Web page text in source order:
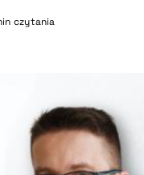
czytania